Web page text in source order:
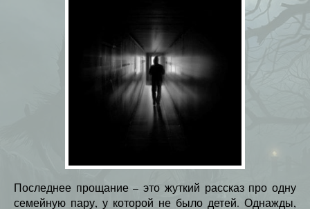
Последнее прощание – это жуткий рассказ про одну
семейную пару, у которой не было детей. Однажды,